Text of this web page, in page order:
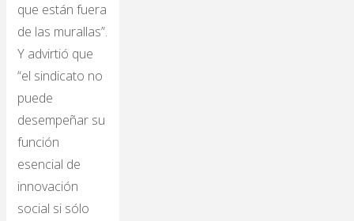
que están fuera
de las murallas”.
Y advirtió que
“el sindicato no
puede
desempeñar su
función
esencial de
innovación
social si sólo